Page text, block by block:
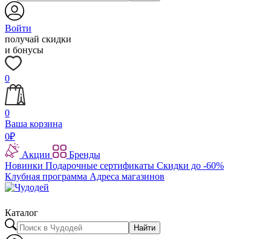
Войти
получай скидки
и бонусы
0
0
Ваша корзина
0₽
Акции
Бренды
Новинки Подарочные сертификаты Скидки до -60%
Клубная программа Адреса магазинов
Каталог
Найти